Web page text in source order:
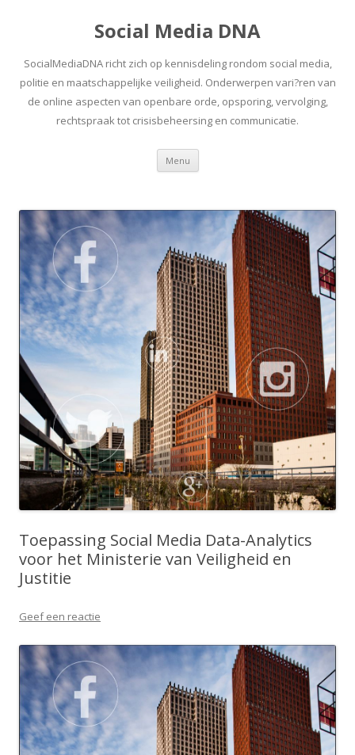
Social Media DNA
SocialMediaDNA richt zich op kennisdeling rondom social media,
politie en maatschappelijke veiligheid. Onderwerpen vari?ren van
de online aspecten van openbare orde, opsporing, vervolging,
rechtspraak tot crisisbeheersing en communicatie.
Menu Spring
inhoud
Toepassing Social Media Data-Analytics
voor het Ministerie van Veiligheid en
Justitie
Geef een reactie